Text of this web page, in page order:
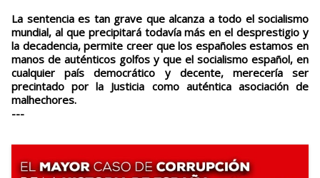
La sentencia es tan grave que alcanza a todo el socialismo
mundial, al que precipitará todavía más en el desprestigio y
la decadencia, permite creer que los españoles estamos en
manos de auténticos golfos y que el socialismo español, en
cualquier país democrático y decente, merecería ser
precintado por la Justicia como auténtica asociación de
malhechores.
---